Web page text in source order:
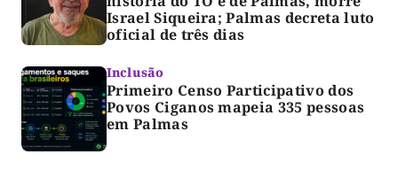
Israel Siqueira; Palmas decreta luto
oficial de três dias
Inclusão
Primeiro Censo Participativo dos
Povos Ciganos mapeia 335 pessoas
em Palmas